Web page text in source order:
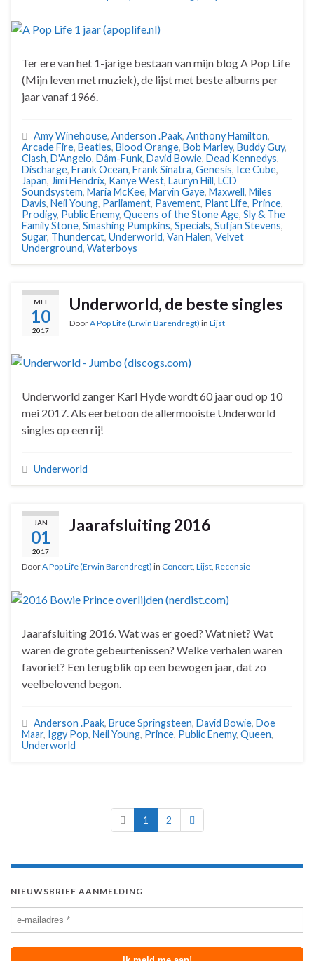
Ter ere van het 1-jarige bestaan van mijn blog A Pop Life
(Mijn leven met muziek), de lijst met beste albums per
jaar vanaf 1966.
Amy Winehouse, Anderson .Paak, Anthony Hamilton,
Arcade Fire, Beatles, Blood Orange, Bob Marley, Buddy Guy,
Clash, D'Angelo, Dâm-Funk, David Bowie, Dead Kennedys,
Discharge, Frank Ocean, Frank Sinatra, Genesis, Ice Cube,
Japan, Jimi Hendrix, Kanye West, Lauryn Hill, LCD
Soundsystem, Maria McKee, Marvin Gaye, Maxwell, Miles
Davis, Neil Young, Parliament, Pavement, Plant Life, Prince,
Prodigy, Public Enemy, Queens of the Stone Age, Sly & The
Family Stone, Smashing Pumpkins, Specials, Sufjan Stevens,
Sugar, Thundercat, Underworld, Van Halen, Velvet
Underground, Waterboys
MEI
10
2017
Underworld, de beste singles
DoorA Pop Life (Erwin Barendregt) in Lijst
Underworld zanger Karl Hyde wordt 60 jaar oud op 10
mei 2017. Als eerbetoon de allermooiste Underworld
singles op een rij!
Underworld
JAN
01
2017
Jaarafsluiting 2016
DoorA Pop Life (Erwin Barendregt) in Concert, Lijst, Recensie
Jaarafsluiting 2016. Wat was er goed? Wat niet? Wat
waren de grote gebeurtenissen? Welke verhalen waren
favoriet? Een terugblik op een bewogen jaar, dat zo
veelbelovend begon.
Anderson .Paak, Bruce Springsteen, David Bowie, Doe
Maar, Iggy Pop, Neil Young, Prince, Public Enemy, Queen,
Underworld
1 2
NIEUWSBRIEF AANMELDING